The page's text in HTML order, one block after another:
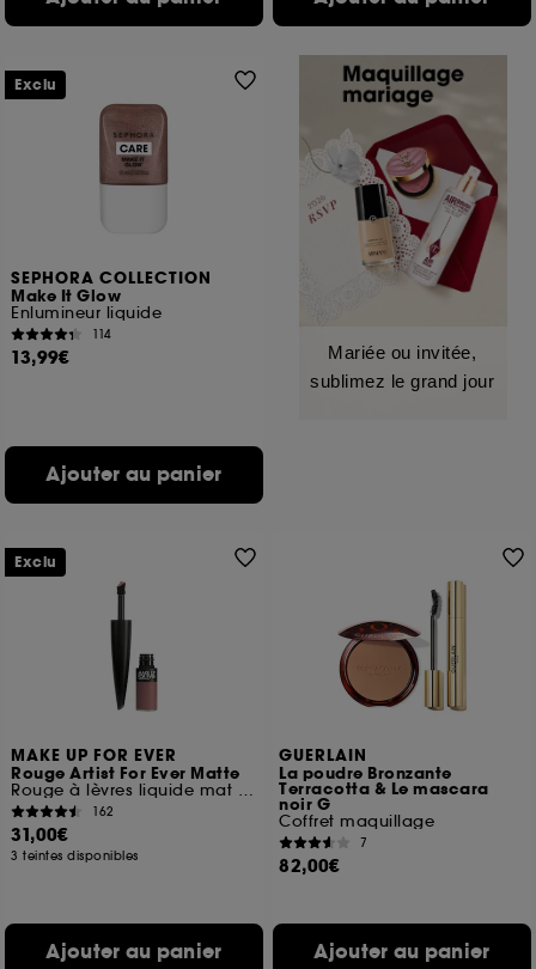
SEPHORA COLLECTION
Make It Glow
Enlumineur liquide
114
13,99€
Ajouter au panier
Exclu
Mariée ou invitée,
sublimez le grand jour
MAKE UP FOR EVER
Rouge Artist For Ever Matte
Rouge à lèvres liquide mat longue tenue
162
31,00€
3 teintes disponibles
Ajouter au panier
Exclu
GUERLAIN
La poudre Bronzante
Terracotta & Le mascara
noir G
Coffret maquillage
7
82,00€
Ajouter au panier